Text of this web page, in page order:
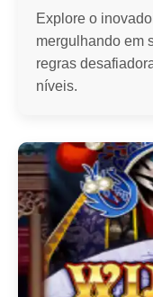
Explore o
mergulhando em
regras
níveis.